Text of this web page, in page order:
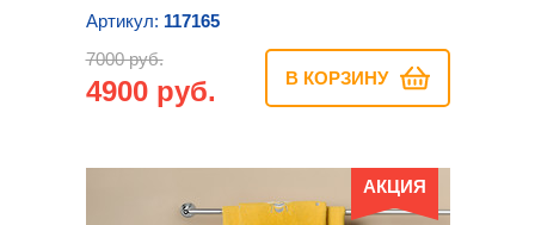
Артикул: 117165
7000 руб.
4900 руб. В КОРЗИНУ
АКЦИЯ